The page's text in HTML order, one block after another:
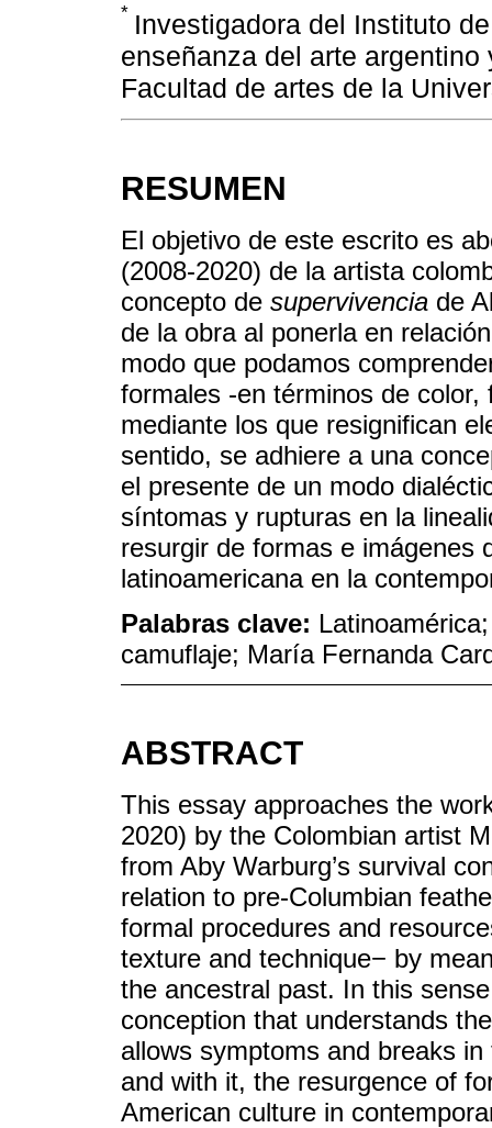
* Investigadora del Instituto
enseñanza del arte
Facultad de artes de la
RESUMEN
El objetivo de este escrito es
(2008-2020) de la artista
concepto de supervivencia de
de la obra al ponerla en
modo que podamos
formales -en términos de
mediante los que resignifican
sentido, se adhiere a una
el presente de un modo
síntomas y rupturas en la
resurgir de formas e imágenes
latinoamericana en la
Palabras clave:
camuflaje; María Fernanda
ABSTRACT
This essay approaches the
2020) by the Colombian artist
from Aby Warburg’s survival
relation to pre-Columbian
formal procedures and
texture and technique− by
the ancestral past. In this
conception that understands
allows symptoms and breaks
and with it, the resurgence of
American culture in